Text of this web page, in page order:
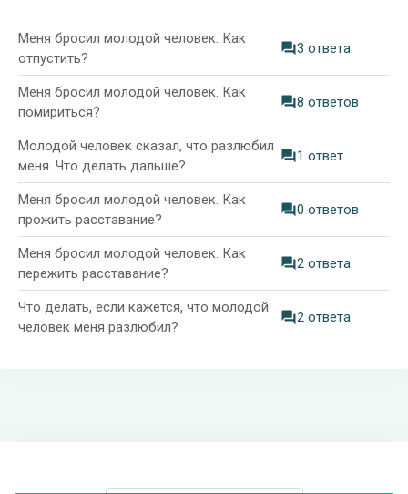
Меня бросил молодой человек. Как
отпустить?
3 ответа
Меня бросил молодой человек. Как
помириться?
8 ответов
Молодой человек сказал, что разлюбил
меня. Что делать дальше?
1 ответ
Меня бросил молодой человек. Как
прожить расставание?
0 ответов
Меня бросил молодой человек. Как
пережить расставание?
2 ответа
Что делать, если кажется, что молодой
человек меня разлюбил?
2 ответа